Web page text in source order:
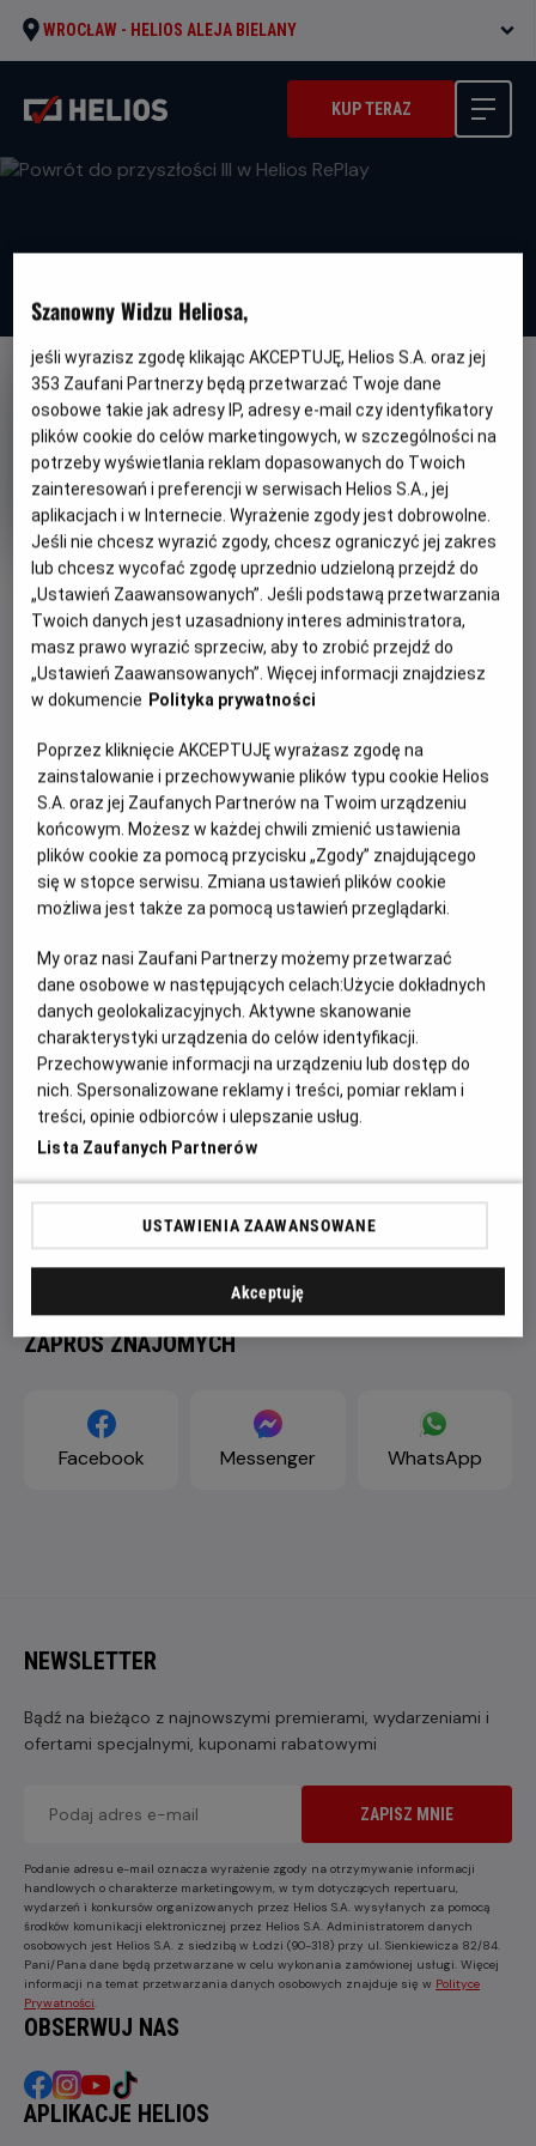
WROCŁAW - HELIOS ALEJA BIELANY
KUP TERAZ
OBSERWUJ
Powrót do przyszłości III w
Helios RePlay
Oryginalny
tytuł
Back to the Future Part III Gatunek
Przygodowy /
Akcja
Minimalny
wiek
Od 13 lat
Czas
trwania
128 min
REŻYSERIA
Robert Zemeckis
SCENARIUSZ
Robert Zemeckis, Bob Gale
Christopher Lloyd, Michael J. Fox, Mary Steenburgen
WIĘCEJ SZCZEGÓŁÓW
OPIS WYDARZENIA
W trzeciej części serii „Powrót do przyszłości” bohater
Marty McFly (Michael J. Fox) musi cofnąć się w czasie do
Dzikiego Zachodu z 1885 roku, aby uratować swojego
przyjaciela, doktora Browna (Christopher Lloyd), który, jak
się dowiedział, czeka na śmiertelny pojedynek z jednym z
okrutnych przodków złoczyńcy Biffa. Tymczasem doktor
Steenburgen).
ZAPROŚ ZNAJOMYCH
Facebook Messenger WhatsApp
NEWSLETTER
Bądź na bieżąco z najnowszymi premierami, wydarzeniami i
ofertami specjalnymi, kuponami rabatowymi
ZAPISZ MNIE
Podanie adresu e-mail oznacza wyrażenie zgody na otrzymywanie informacji
handlowych o charakterze marketingowym, w tym dotyczących repertuaru,
wydarzeń i konkursów organizowanych przez Helios S.A. wysyłanych za pomocą
środków komunikacji elektronicznej przez Helios S.A. Administratorem danych
osobowych jest Helios S.A. z siedzibą w Łodzi (90-318) przy ul. Sienkiewicza 82/84.
Pani/Pana dane będą przetwarzane w celu wykonania zamówionej usługi. Więcej
informacji na temat przetwarzania danych osobowych znajduje się w Polityce
Prywatności
OBSERWUJ NAS
APLIKACJE HELIOS
Szanowny Widzu Heliosa,
jeśli wyrazisz zgodę klikając AKCEPTUJĘ, Helios S.A. oraz jej
353 Zaufani Partnerzy będą przetwarzać Twoje dane
osobowe takie jak adresy IP, adresy e-mail czy identyfikatory
plików cookie do celów marketingowych, w szczególności na
potrzeby wyświetlania reklam dopasowanych do Twoich
zainteresowań i preferencji w serwisach Helios S.A., jej
aplikacjach i w Internecie. Wyrażenie zgody jest dobrowolne.
Jeśli nie chcesz wyrazić zgody, chcesz ograniczyć jej zakres
lub chcesz wycofać zgodę uprzednio udzieloną przejdź do
„Ustawień Zaawansowanych”. Jeśli podstawą przetwarzania
Twoich danych jest uzasadniony interes administratora,
masz prawo wyrazić sprzeciw, aby to zrobić przejdź do
„Ustawień Zaawansowanych”. Więcej informacji znajdziesz
w dokumencie Polityka prywatności
Poprzez kliknięcie AKCEPTUJĘ wyrażasz zgodę na
zainstalowanie i przechowywanie plików typu cookie Helios
S.A. oraz jej Zaufanych Partnerów na Twoim urządzeniu
końcowym. Możesz w każdej chwili zmienić ustawienia
plików cookie za pomocą przycisku „Zgody” znajdującego
się w stopce serwisu. Zmiana ustawień plików cookie
możliwa jest także za pomocą ustawień przeglądarki.
My oraz nasi Zaufani Partnerzy możemy przetwarzać
dane osobowe w następujących celach:Użycie dokładnych
danych geolokalizacyjnych. Aktywne skanowanie
charakterystyki urządzenia do celów identyfikacji.
Przechowywanie informacji na urządzeniu lub dostęp do
nich. Spersonalizowane reklamy i treści, pomiar reklam i
treści, opinie odbiorców i ulepszanie usług.
Lista Zaufanych Partnerów
USTAWIENIA ZAAWANSOWANE
Akceptuję